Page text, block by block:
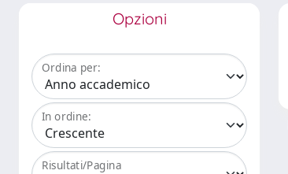
Opzioni
Ordina per:
In ordine:
Risultati/Pagina